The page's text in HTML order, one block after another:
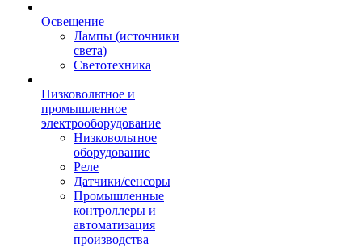
Освещение
Лампы (источники
света)
Светотехника
Низковольтное и
промышленное
электрооборудование
Низковольтное
оборудование
Реле
Датчики/сенсоры
Промышленные
контроллеры и
автоматизация
производства